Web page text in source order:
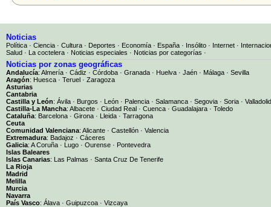
Noticias
Política · Ciencia · Cultura · Deportes · Economía · España · Insólito · Internet ·
Salud · La coctelera · Noticias especiales · Noticias por categorías ·
Noticias por zonas geográficas
Andalucía: Almería · Cádiz · Córdoba · Granada · Huelva · Jaén · Málaga · Sevilla
Aragón: Huesca · Teruel · Zaragoza
Asturias
Cantabria
Castilla y León: Ávila · Burgos · León · Palencia · Salamanca · Segovia · Soria · Valladolid
Castilla-La Mancha: Albacete · Ciudad Real · Cuenca · Guadalajara · Toledo
Cataluña: Barcelona · Girona · Lleida · Tarragona
Ceuta
Comunidad Valenciana: Alicante · Castellón · Valencia
Extremadura: Badajoz · Cáceres
Galicia: A Coruña · Lugo · Ourense · Pontevedra
Islas Baleares
Islas Canarias: Las Palmas · Santa Cruz De Tenerife
La Rioja
Madrid
Melilla
Murcia
Navarra
País Vasco: Álava · Guipuzcoa · Vizcaya